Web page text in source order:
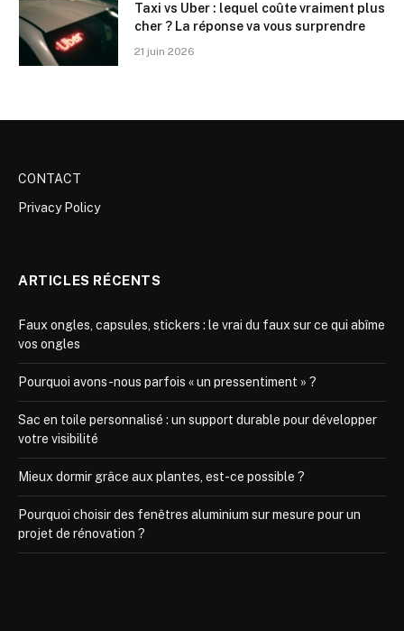
Taxi vs Uber : lequel coûte vraiment plus
cher ? La réponse va vous surprendre
21 juin 2026
CONTACT
Privacy Policy
ARTICLES RÉCENTS
Faux ongles, capsules, stickers : le vrai du faux sur ce qui abîme
vos ongles
Pourquoi avons-nous parfois « un pressentiment » ?
Sac en toile personnalisé : un support durable pour développer
votre visibilité
Mieux dormir grâce aux plantes, est-ce possible ?
Pourquoi choisir des fenêtres aluminium sur mesure pour un
projet de rénovation ?